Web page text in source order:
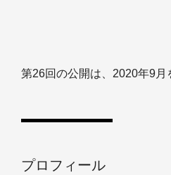
第26回の公開は、2020年9月
プロフィール